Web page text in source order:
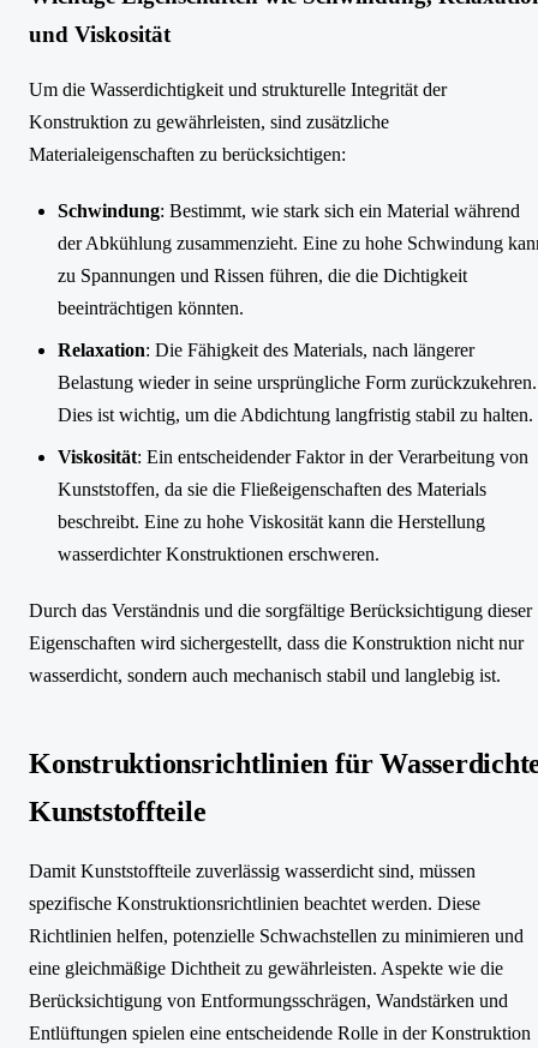
und Viskosität
Um die Wasserdichtigkeit und strukturelle Integrität der
Konstruktion zu gewährleisten, sind zusätzliche
Materialeigenschaften zu berücksichtigen:
Schwindung: Bestimmt, wie stark sich ein Material während
der Abkühlung zusammenzieht. Eine zu hohe Schwindung
zu Spannungen und Rissen führen, die die Dichtigkeit
beeinträchtigen könnten.
Relaxation: Die Fähigkeit des Materials, nach längerer
Belastung wieder in seine ursprüngliche Form zurückzukehren.
Dies ist wichtig, um die Abdichtung langfristig stabil zu halten.
Viskosität: Ein entscheidender Faktor in der Verarbeitung von
Kunststoffen, da sie die Fließeigenschaften des Materials
beschreibt. Eine zu hohe Viskosität kann die Herstellung
wasserdichter Konstruktionen erschweren.
Durch das Verständnis und die sorgfältige Berücksichtigung dieser
Eigenschaften wird sichergestellt, dass die Konstruktion nicht nur
wasserdicht, sondern auch mechanisch stabil und langlebig ist.
Konstruktionsrichtlinien für
Kunststoffteile
Damit Kunststoffteile zuverlässig wasserdicht sind, müssen
spezifische Konstruktionsrichtlinien beachtet werden. Diese
Richtlinien helfen, potenzielle Schwachstellen zu minimieren und
eine gleichmäßige Dichtheit zu gewährleisten. Aspekte wie die
Berücksichtigung von Entformungsschrägen, Wandstärken und
Entlüftungen spielen eine entscheidende Rolle in der Konstruktion